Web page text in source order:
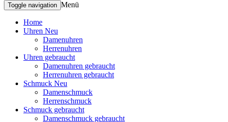
Toggle navigation Menü
Home
Uhren Neu
Damenuhren
Herrenuhren
Uhren gebraucht
Damenuhren gebraucht
Herrenuhren gebraucht
Schmuck Neu
Damenschmuck
Herrenschmuck
Schmuck gebraucht
Damenschmuck gebraucht